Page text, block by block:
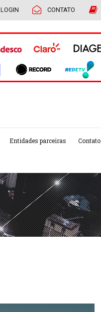
LOGIN CONTATO
Entidades parceiras Contato